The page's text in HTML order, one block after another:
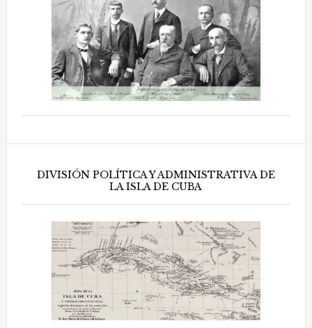
DIVISIÓN POLÍTICA Y ADMINISTRATIVA DE
LA ISLA DE CUBA